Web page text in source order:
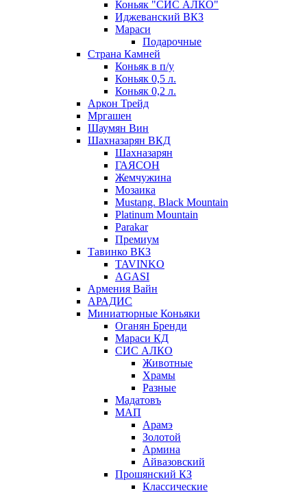
Коньяк "СИС АЛКО"
Иджеванский ВКЗ
Мараси
Подарочные
Страна Камней
Коньяк в п/у
Коньяк 0,5 л.
Коньяк 0,2 л.
Аркон Трейд
Мргашен
Шаумян Вин
Шахназарян ВКД
Шахназарян
ГАЯСОН
Жемчужина
Мозаика
Mustang. Black Mountain
Platinum Mountain
Parakar
Премиум
Тавинко ВКЗ
TAVINKO
AGASI
Армения Вайн
АРАДИС
Миниатюрные Коньяки
Оганян Бренди
Мараси КД
СИС АЛКО
Животные
Храмы
Разные
Мадатовъ
МАП
Арамэ
Золотой
Армина
Айвазовский
Прошянский КЗ
Классические